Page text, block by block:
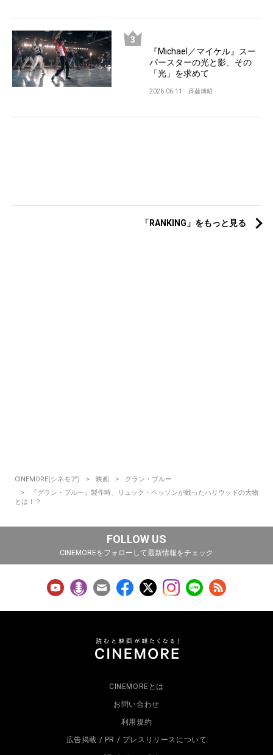
『Michael／マイケル』スー
パースターの光と影、その
「光」を求めて
2026.06.11 斉藤博昭
「RANKING」をもっと見る
CINEMORE(シネモア) 映画
グラン・ブルー
『グラン・ブルー』製作時、リュック・ベッソンが戦ったハリウッドの大物
とは！？
FOLLOW US
CINEMOREをフォローして最新情報をチェック
CINEMOREとは
お問い合わせ
利用規約
広告掲載 / PR / プレスリリースについて